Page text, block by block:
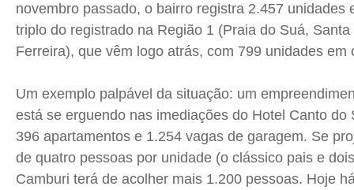
novembro passado, o bairro registra 2.457 unidades
triplo do registrado na Região 1 (Praia do Suá,
Ferreira), que vêm logo atrás, com 799 unidades em
Um exemplo palpável da situação: um
está se erguendo nas imediações do Hotel Canto do
396 apartamentos e 1.254 vagas de garagem. Se
de quatro pessoas por unidade (o clássico pais e
Camburi terá de acolher mais 1.200 pessoas. Hoje